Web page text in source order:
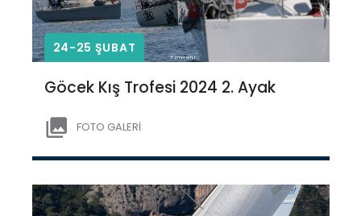
24-25 ŞUBAT
Göcek Kış Trofesi 2024 2. Ayak
FOTO GALERİ